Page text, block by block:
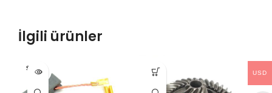
İlgili ürünler
SOLD O
UT
USD